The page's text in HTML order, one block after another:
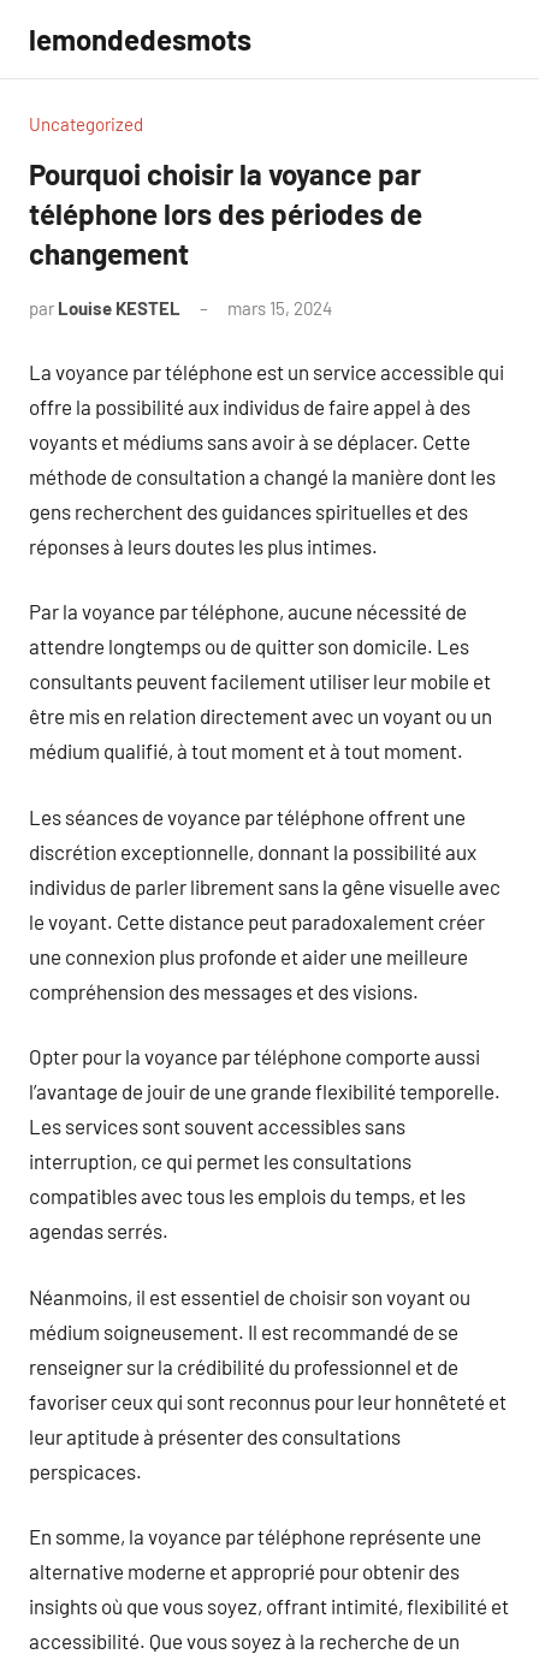
contenu
lemondedesmots
Uncategorized
Pourquoi choisir la voyance par
téléphone lors des périodes de
changement
par Louise KESTEL mars 15, 2024
La voyance par téléphone est un service accessible qui
offre la possibilité aux individus de faire appel à des
voyants et médiums sans avoir à se déplacer. Cette
méthode de consultation a changé la manière dont les
gens recherchent des guidances spirituelles et des
réponses à leurs doutes les plus intimes.
Par la voyance par téléphone, aucune nécessité de
attendre longtemps ou de quitter son domicile. Les
consultants peuvent facilement utiliser leur mobile et
être mis en relation directement avec un voyant ou un
médium qualifié, à tout moment et à tout moment.
Les séances de voyance par téléphone offrent une
discrétion exceptionnelle, donnant la possibilité aux
individus de parler librement sans la gêne visuelle avec
le voyant. Cette distance peut paradoxalement créer
une connexion plus profonde et aider une meilleure
compréhension des messages et des visions.
Opter pour la voyance par téléphone comporte aussi
l’avantage de jouir de une grande flexibilité temporelle.
Les services sont souvent accessibles sans
interruption, ce qui permet les consultations
compatibles avec tous les emplois du temps, et les
agendas serrés.
Néanmoins, il est essentiel de choisir son voyant ou
médium soigneusement. Il est recommandé de se
renseigner sur la crédibilité du professionnel et de
favoriser ceux qui sont reconnus pour leur honnêteté et
leur aptitude à présenter des consultations
perspicaces.
En somme, la voyance par téléphone représente une
alternative moderne et approprié pour obtenir des
insights où que vous soyez, offrant intimité, flexibilité et
accessibilité. Que vous soyez à la recherche de un